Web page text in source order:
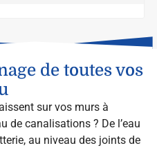
de toutes vos
sur vos murs à
de canalisations ? De l’eau
au niveau des joints de